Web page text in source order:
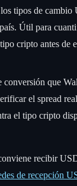
tipos de
Útil para
cripto antes de
conversión que
el spread
el tipo cripto
recibir
de recepción